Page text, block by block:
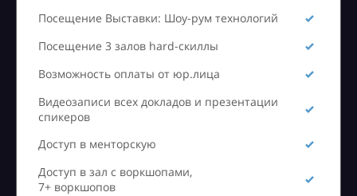
Посещение Выставки: Шоу-рум технологий
Посещение 3 залов hard-скиллы
Возможность оплаты от юр.лица
Видеозаписи всех докладов и презентации
спикеров
Доступ в менторскую
Доступ в зал с воркшопами,
7+ воркшопов